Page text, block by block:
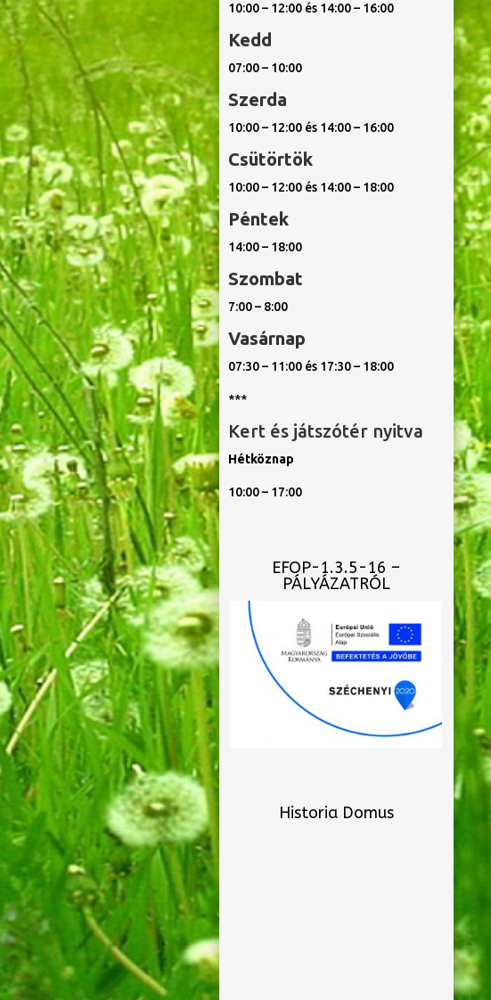
10:00 – 12:00 és 14:00 – 16:00
Kedd
07:00 – 10:00
Szerda
10:00 – 12:00 és 14:00 – 16:00
Csütörtök
10:00 – 12:00 és 14:00 – 18:00
Péntek
14:00 – 18:00
Szombat
7:00 – 8:00
Vasárnap
07:30 – 11:00 és 17:30 – 18:00
***
Kert és játszótér nyitva
Hétköznap
10:00 – 17:00
EFOP-1.3.5-16 –
PÁLYÁZATRÓL
Historia Domus